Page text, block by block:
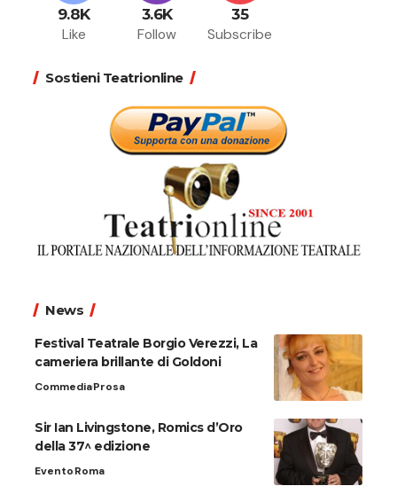
9.8K
Like
3.6K
Follow
35
Subscribe
Sostieni Teatrionline
News
Festival Teatrale Borgio Verezzi, La
cameriera brillante di Goldoni
CommediaProsa
Sir Ian Livingstone, Romics d’Oro
della 37^ edizione
EventoRoma